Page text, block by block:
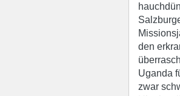
den
Uganda
zwar